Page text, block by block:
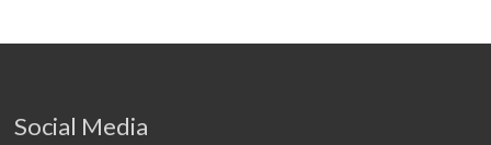
リ
Social Media